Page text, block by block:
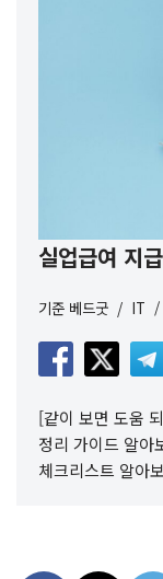
실업급여 지
기준 베드굿 IT
[같이 보면 도움
정리 가이드 알
체크리스트 알아